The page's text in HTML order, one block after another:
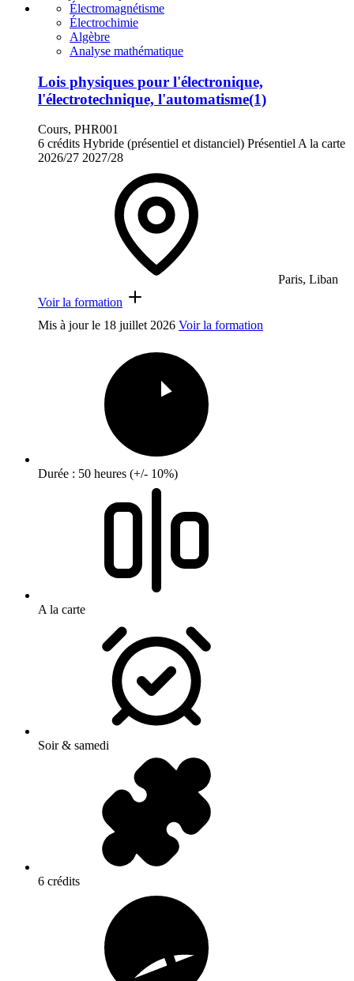
Électromagnétisme
Électrochimie
Algèbre
Analyse mathématique
Lois physiques pour l'électronique,
l'électrotechnique, l'automatisme(1)
Cours, PHR001
6 crédits Hybride (présentiel et distanciel) PrésentielA la carte
2026/27 2027/28
Paris, Liban
Voir la formation
Mis à jour le 18 juillet 2026 Voir la formation
Durée : 50 heures (+/- 10%)
A la carte
Soir & samedi
6 crédits